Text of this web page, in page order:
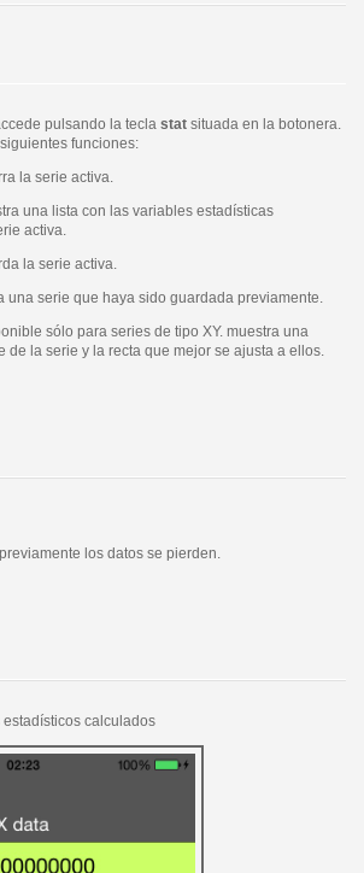
pulsando la tecla stat situada en la botonera.
funciones:
la serie activa.
una lista con las variables estadísticas
activa.
la serie activa.
una serie que haya sido guardada previamente.
sólo para series de tipo XY. muestra una
de la serie y la recta que mejor se ajusta a ellos.
los datos se pierden.
calculados